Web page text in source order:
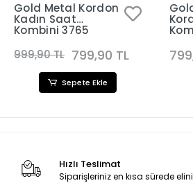
Gold Metal Kordon
Kadın Saat
Kombini 3765
999,90 TL 799,90 TL
Sepete Ekle
Hızlı Teslimat
Siparişleriniz en kısa sürede